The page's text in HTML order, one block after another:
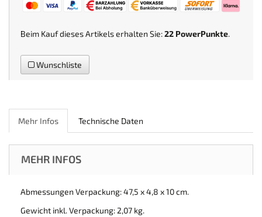
Beim Kauf dieses Artikels erhalten Sie:22 PowerPunkte.
Wunschliste
Mehr Infos Technische Daten
MEHR INFOS
Abmessungen Verpackung: 47,5 x 4,8 x 10 cm.
Gewicht inkl. Verpackung: 2,07 kg.